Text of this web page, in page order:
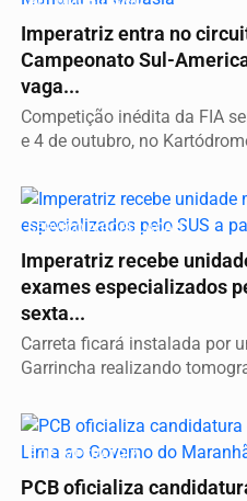
Imperatriz entra no
Campeonato Sul-
vaga...
Competição inédita da FIA
e 4 de outubro, no
SERVIÇO A POPULAÇÃO
Imperatriz recebe
exames especializados
sexta...
Carreta ficará instalada por
Garrincha realizando
É DE IMPERATRIZ
PCB oficializa